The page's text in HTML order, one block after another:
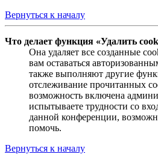
Вернуться к началу
Что делает функция «Удалить
Она удаляет все созданные
вам оставаться
также выполняют другие
отслеживание прочитанных
возможность включена
испытываете трудности со
данной конференции,
помочь.
Вернуться к началу